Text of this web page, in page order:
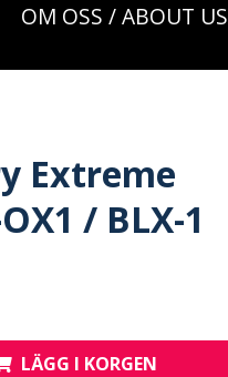
OM OSS / ABOUT US
Extreme
/ BLX-1
LÄGG I KORGEN